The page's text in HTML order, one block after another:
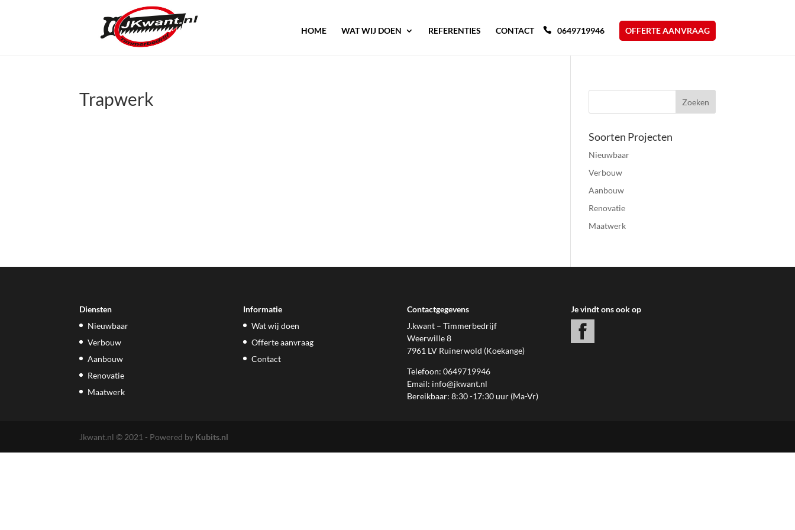
HOME WAT WIJ DOEN REFERENTIES CONTACT 0649719946 OFFERTE AANVRAAG
Trapwerk
Soorten Projecten
Nieuwbaar
Verbouw
Aanbouw
Renovatie
Maatwerk
Diensten
Nieuwbaar
Verbouw
Aanbouw
Renovatie
Maatwerk
Informatie
Wat wij doen
Offerte aanvraag
Contact
Contactgegevens
J.kwant – Timmerbedrijf
Weerwille 8
7961 LV Ruinerwold (Koekange)
Telefoon: 0649719946
Email: info@jkwant.nl
Bereikbaar: 8:30 -17:30 uur (Ma-Vr)
Je vindt ons ook op
Jkwant.nl © 2021 - Powered by Kubits.nl